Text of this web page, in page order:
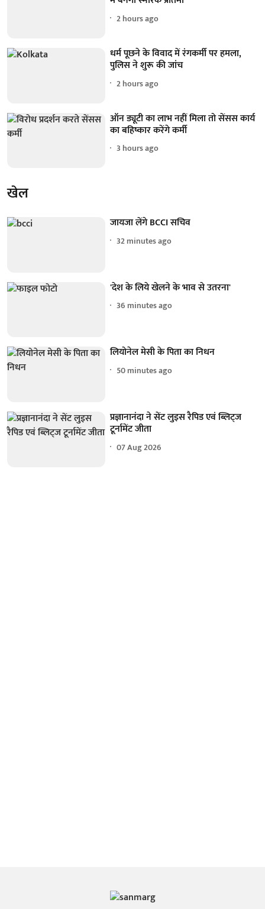
2 hours ago
धर्म पूछने के विवाद में रंगकर्मी पर हमला,
पुलिस ने शुरू की जांच
2 hours ago
ऑन ड्यूटी का लाभ नहीं मिला तो सेंसस कार्य
का बहिष्कार करेंगे कर्मी
3 hours ago
खेल
जायजा लेंगे BCCI सचिव
32 minutes ago
'देश के लिये खेलने के भाव से उतरना'
36 minutes ago
लियोनेल मेसी के पिता का निधन
50 minutes ago
प्रज्ञानानंदा ने सेंट लुइस रैपिड एवं ब्लिट्ज
टूर्नामेंट जीता
07 Aug 2026